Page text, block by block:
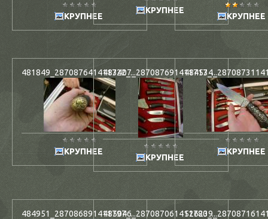
КРУПНЕЕ
КРУПНЕЕ
КРУПНЕЕ
481849_287087641411722_...
КРУПНЕЕ
483407_287087691411717_...
КРУПНЕЕ
КРУПНЕЕ
484951_287086891411797_...485046_287087061411780_...